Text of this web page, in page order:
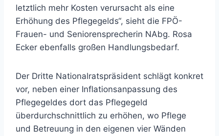
letztlich mehr Kosten verursacht als eine
Erhöhung des Pflegegelds“, sieht die FPÖ-
Frauen- und Seniorensprecherin NAbg. Rosa
Ecker ebenfalls großen Handlungsbedarf.
Der Dritte Nationalratspräsident schlägt konkret
vor, neben einer Inflationsanpassung des
Pflegegeldes dort das Pflegegeld
überdurchschnittlich zu erhöhen, wo Pflege
und Betreuung in den eigenen vier Wänden